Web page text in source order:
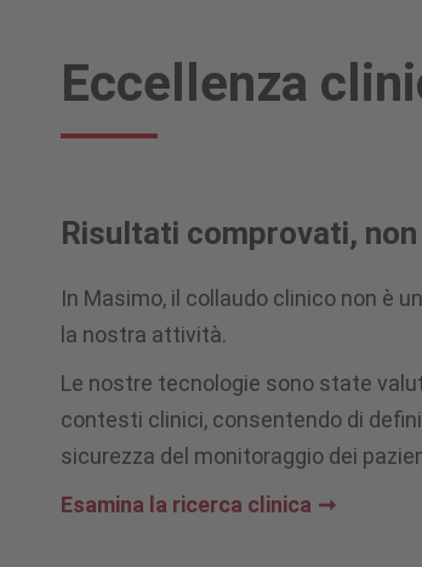
Eccellenza
Risultati comprovati,
In Masimo, il collaudo clinico non è
la nostra attività.
Le nostre tecnologie sono state
contesti clinici, consentendo di
sicurezza del monitoraggio dei
Esamina la ricerca clinica